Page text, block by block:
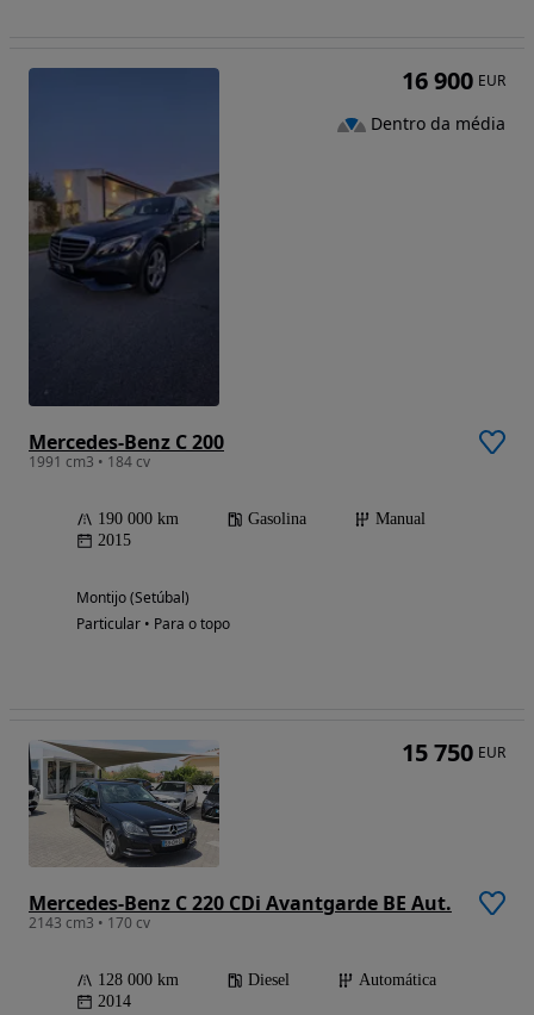
Mercedes-Benz C 200
1991 cm3 • 184 cv
190 000 km Gasolina
Manual
2015
Montijo (Setúbal)
Particular • Para o topo
16 900 EUR
Dentro da média
Mercedes-Benz C 220 CDi Avantgarde BE Aut.
2143 cm3 • 170 cv
128 000 km Diesel
Automática
2014
15 750 EUR